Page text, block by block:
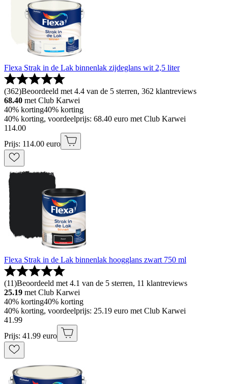
Flexa Strak in de Lak binnenlak zijdeglans wit 2,5 liter
(362)Beoordeeld met 4.4 van de 5 sterren, 362 klantreviews
68.40 met Club Karwei
40% korting40% korting
40% korting, voordeelprijs: 68.40 euro met Club Karwei
114.00
Prijs: 114.00 euro
Flexa Strak in de Lak binnenlak hoogglans zwart 750 ml
(11)Beoordeeld met 4.1 van de 5 sterren, 11 klantreviews
25.19 met Club Karwei
40% korting40% korting
40% korting, voordeelprijs: 25.19 euro met Club Karwei
41 .99
Prijs: 41.99 euro